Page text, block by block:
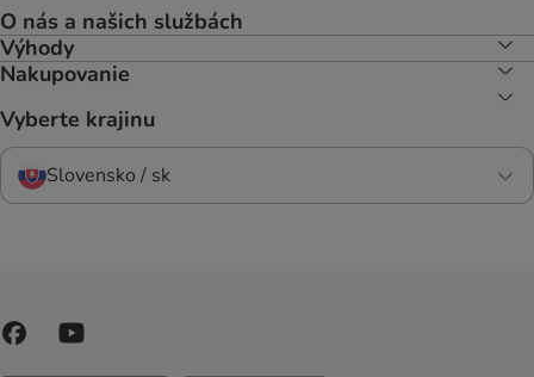
O nás a našich službách
Výhody
Nakupovanie
Vyberte krajinu
Slovensko / sk